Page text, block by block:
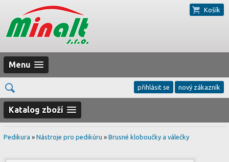
Košík
Menu
přihlásit se nový zákazník
Katalog zboží
Pedikura » Nástroje pro pedikúru » Brusné kloboučky a válečky